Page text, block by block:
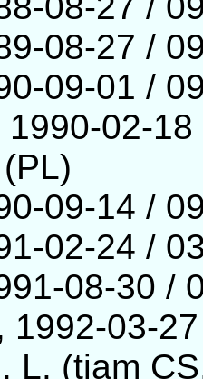
08-27 /
09-01 /
1990-02-
09-14 /
02-24 /
08-30 /
1992-03-
L. (tiam